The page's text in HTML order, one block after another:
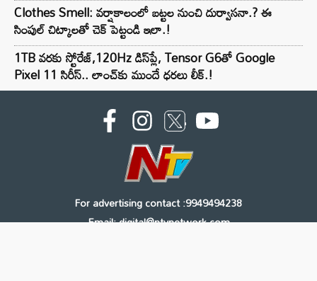
Clothes Smell: వర్షాకాలంలో బట్టల నుంచి దుర్వాసనా.? ఈ
సింపుల్ చిట్కాలతో చెక్ పెట్టండి ఇలా.!
1TB వరకు స్టోరేజ్,120Hz డిస్‌ప్లే, Tensor G6తో Google
Pixel 11 సిరీస్.. లాంచ్⁭కు ముందే ధరలు లీక్.!
For advertising contact :9949494238
Email: digital@ntvnetwork.com